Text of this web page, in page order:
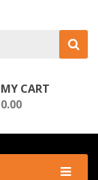
-
MY CART
0.00